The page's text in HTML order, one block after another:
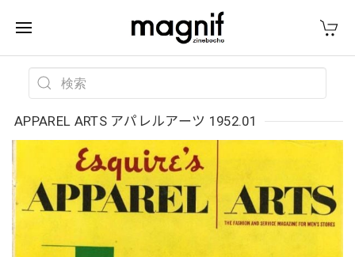
APPAREL ARTS アパレルアーツ 1952.01